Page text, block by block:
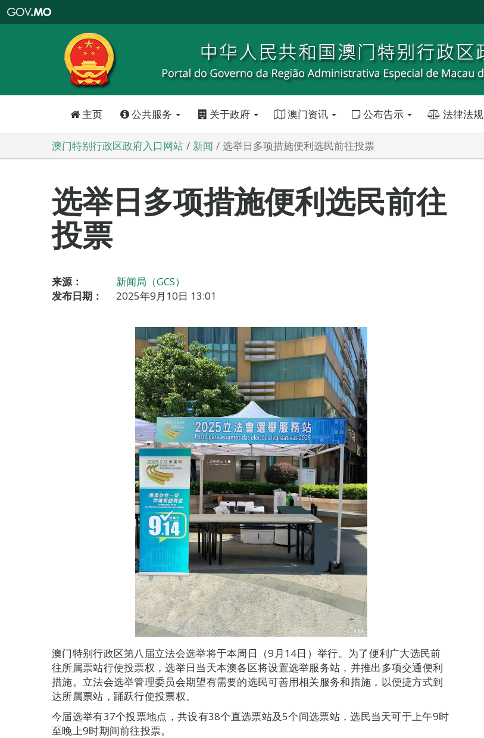
特
政
区
政
口
主页 公共服务 关于政府 澳门资讯 公布告示 法律法规
澳门特别行政区政府入口网站 新闻 选举日多项措施便利选民前往投票
选举日多项措施便利选民前往
投票
来源：
新闻局（GCS）
发布日期：
2025年9月10日 13:01
澳门特别行政区第八届立法会选举将于本周日（9月14日）举行。为了便利广大选民前
往所属票站行使投票权，选举日当天本澳各区将设置选举服务站，并推出多项交通便利
措施。立法会选举管理委员会期望有需要的选民可善用相关服务和措施，以便捷方式到
达所属票站，踊跃行使投票权。
今届选举有37个投票地点，共设有38个直选票站及5个间选票站，选民当天可于上午9时
至晚上9时期间前往投票。